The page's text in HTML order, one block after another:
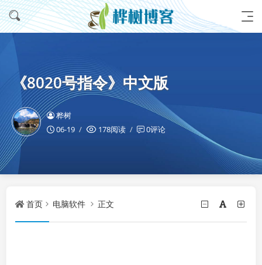
《8020号指令》中文版
桦树
06-19
178阅读 0评论
首页 电脑软件 正文